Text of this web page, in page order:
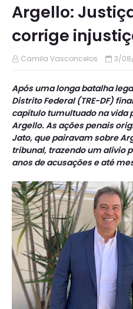
Argello:
corrige
Camila Vasconcelos 3/
Após uma longa batalha
Distrito Federal (TRE-DF)
capítulo tumultuado na vida
Argello. As ações penais
Jato, que pairavam sobre
tribunal, trazendo um alívio
anos de acusações e até